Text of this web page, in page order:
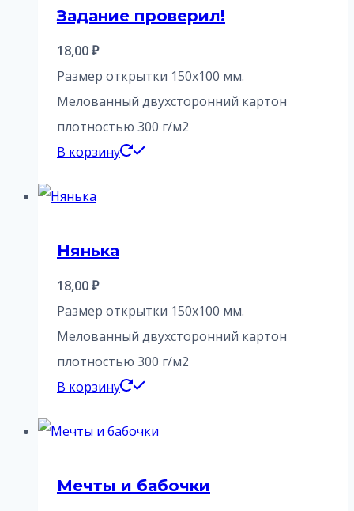
Задание проверил!
18,00₽
Размер открытки 150х100 мм.
Мелованный двухсторонний картон
плотностью 300 г/м2
В корзину
Нянька
18,00₽
Размер открытки 150х100 мм.
Мелованный двухсторонний картон
плотностью 300 г/м2
В корзину
Мечты и бабочки